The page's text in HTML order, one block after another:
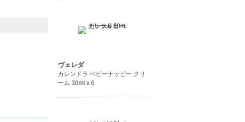
ヴェレダ
カレンドラ ベビーナッピー クリ
ーム 30ml x 6